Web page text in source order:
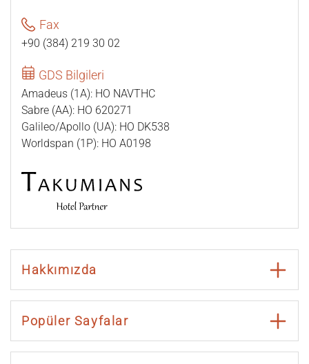
Fax
+90 (384) 219 30 02
GDS Bilgileri
Amadeus (1A): HO NAVTHC
Sabre (AA): HO 620271
Galileo/Apollo (UA): HO DK538
Worldspan (1P): HO A0198
Hakkımızda
Popüler Sayfalar